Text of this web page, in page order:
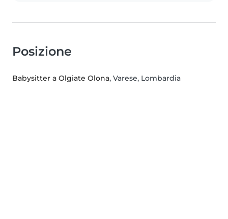
Posizione
Babysitter a Olgiate Olona, Varese, Lombardia